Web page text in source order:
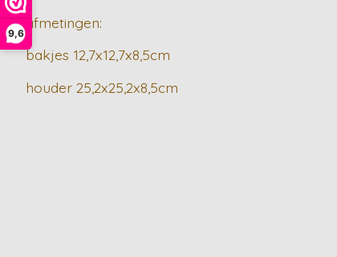
9,6
afmetingen:
bakjes 12,7x12,7x8,5cm
houder 25,2x25,2x8,5cm